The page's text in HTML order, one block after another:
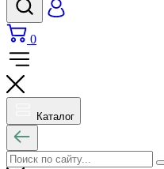
0
Каталог